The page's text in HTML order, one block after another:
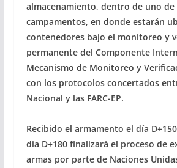
almacenamiento, dentro de uno de
campamentos, en donde estarán
contenedores bajo el monitoreo y
permanente del Componente
Mecanismo de Monitoreo y
con los protocolos concertados
Nacional y las FARC-EP.
Recibido el armamento el día
día D+180 finalizará el proceso de
armas por parte de Naciones